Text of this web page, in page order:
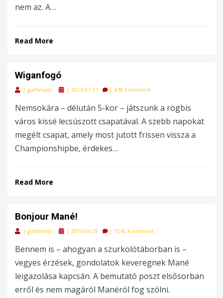
nem az. A…
Read More
Wiganfogó
| guthmate
Posted
| 2016-07-17 | 478 komment
Nemsokára – délután 5-kor – játszunk a rögbis
város kissé lecsúszott csapatával. A szebb napokat
megélt csapat, amely most jutott frissen vissza a
Championshipbe, érdekes…
Read More
Bonjour Mané!
| guthmate
Posted
| 2016-06-29 | 1545 komment
Bennem is – ahogyan a szurkolótáborban is –
vegyes érzések, gondolatok keveregnek Mané
leigazolása kapcsán. A bemutató poszt elsősorban
erről és nem magáról Manéról fog szólni.